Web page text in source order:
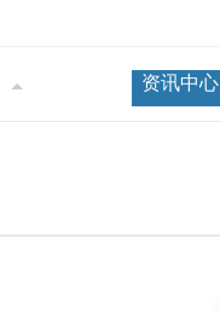
资讯中心